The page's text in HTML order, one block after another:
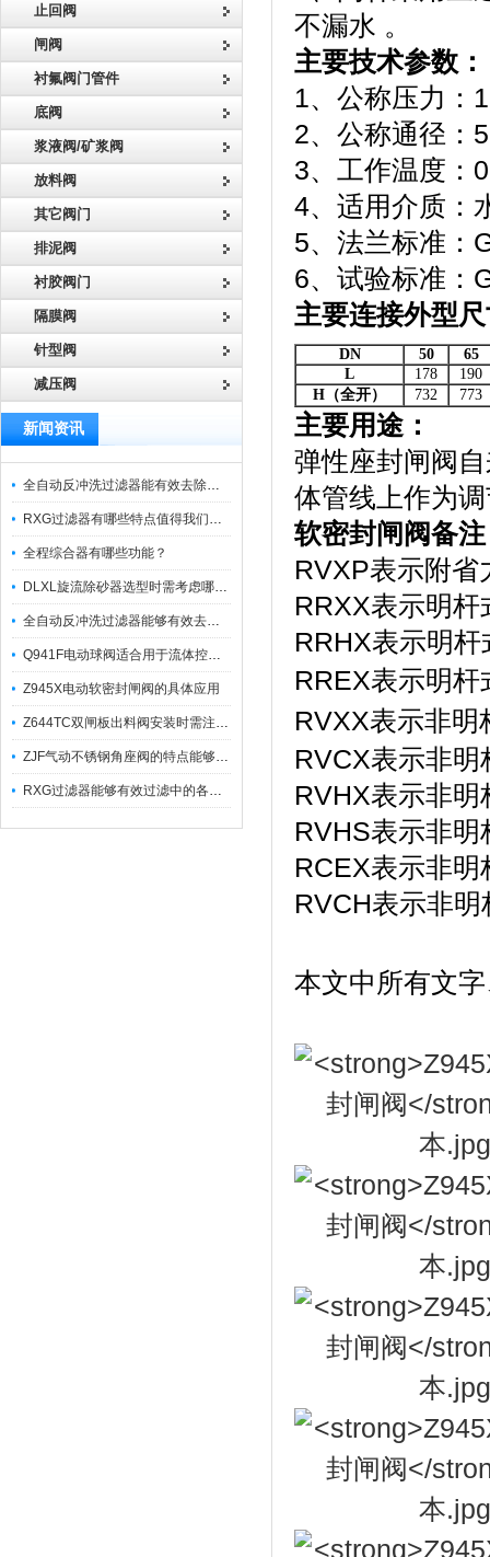
止回阀
闸阀
衬氟阀门管件
底阀
浆液阀/矿浆阀
放料阀
其它阀门
排泥阀
衬胶阀门
隔膜阀
针型阀
减压阀
新闻资讯
全自动反冲洗过滤器能有效去除过滤介质上的杂质
RXG过滤器有哪些特点值得我们选择？
全程综合器有哪些功能？
DLXL旋流除砂器选型时需考虑哪些因素？
全自动反冲洗过滤器能够有效去除不同粒径的固体杂
Q941F电动球阀适合用于流体控制需要迅速反应的场合
Z945X电动软密封闸阀的具体应用
Z644TC双闸板出料阀安装时需注意哪些事项？
ZJF气动不锈钢角座阀的特点能够稳定地控制介质流量
RXG过滤器能够有效过滤中的各种杂质
不漏水 。
主要技术参数：
1、公称压力：
2、公称通径：
3、工作温度
4、适用介质：
5、法兰标准：
6、试验标准：
主要连接外型
DN 50
65
L
178
190
H （全开） 732 773
主要用途：
弹性座封闸阀
体管线上作为
软密封闸阀备
RVXP表示附省
RRXX表示明杆
RRHX表示明
RREX表示明
RVXX表示非明
RVCX表示非
RVHX表示非
RVHS表示非
RCEX表示非
RVCH表示非
本文中所有文